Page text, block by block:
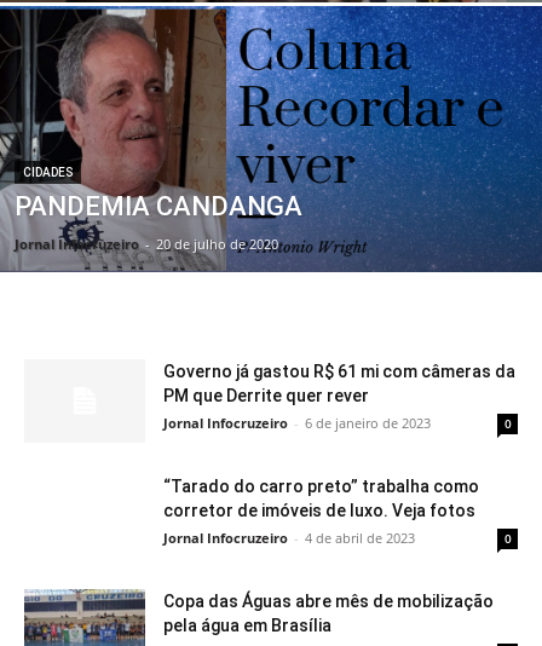
CIDADES
PANDEMIA CANDANGA
Jornal Infocruzeiro - 20 de julho de 2020
Governo já gastou R$ 61 mi com câmeras da
PM que Derrite quer rever
Jornal Infocruzeiro - 6 de janeiro de 2023 0
“Tarado do carro preto” trabalha como
corretor de imóveis de luxo. Veja fotos
Jornal Infocruzeiro - 4 de abril de 2023 0
Copa das Águas abre mês de mobilização
pela água em Brasília